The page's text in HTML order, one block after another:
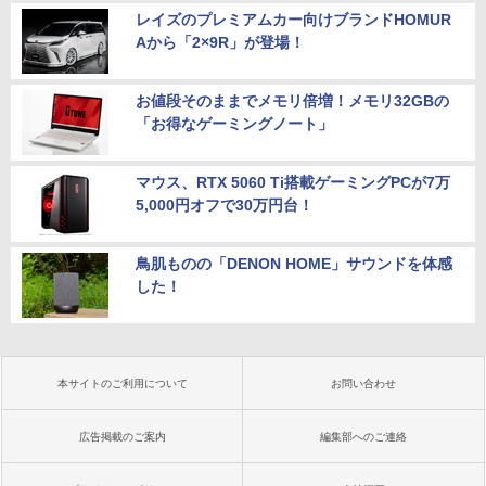
レイズのプレミアムカー向けブランドHOMUR
Aから「2×9R」が登場！
お値段そのままでメモリ倍増！メモリ32GBの
「お得なゲーミングノート」
マウス、RTX 5060 Ti搭載ゲーミングPCが7万
5,000円オフで30万円台！
鳥肌ものの「DENON HOME」サウンドを体感
した！
本サイトのご利用について お問い合わせ
広告掲載のご案内 編集部へのご連絡